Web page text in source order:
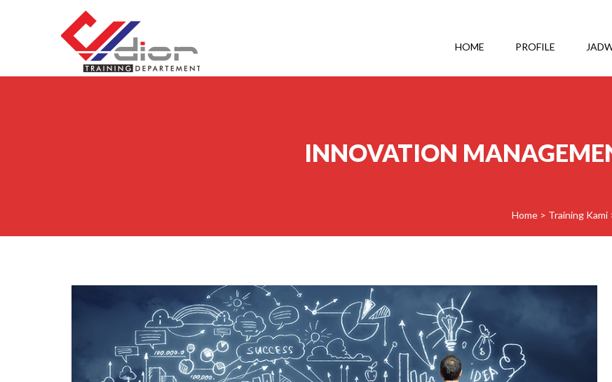
HOME PROFILE
INNOVATION
Home > Training Kami